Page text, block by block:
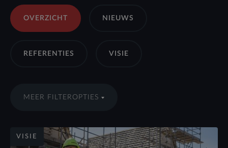
OVERZICHT NIEUWS
REFERENTIES VISIE
MEER FILTEROPTIES
VISIE